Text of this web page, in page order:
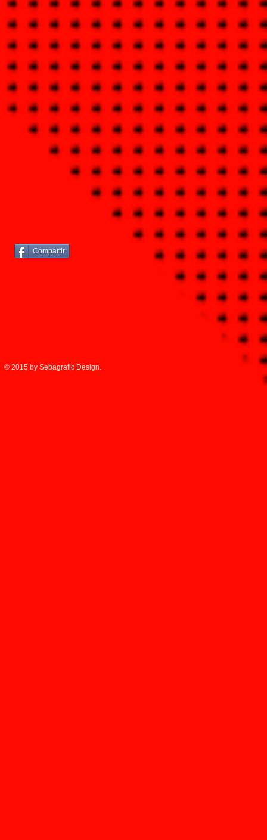
Compartir
© 2015 by Sebagrafic Design.